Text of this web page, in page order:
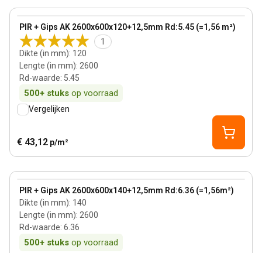
PIR + Gips AK 2600x600x120+12,5mm Rd:5.45 (=1,56 m²)
1
Dikte (in mm): 120
Lengte (in mm): 2600
Rd-waarde: 5.45
500+ stuks op voorraad
View product
Vergelijken
€ 43,12 p/m²
PIR + Gips AK 2600x600x140+12,5mm Rd:6.36 (=1,56m²)
Dikte (in mm): 140
Lengte (in mm): 2600
Rd-waarde: 6.36
500+ stuks op voorraad
View product